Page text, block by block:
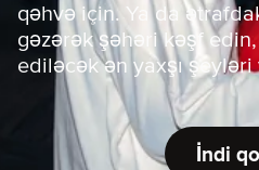
qəhvə için. Ya da
gəzərək şəhəri kəşf
ediləcək ən yaxşı
İndi